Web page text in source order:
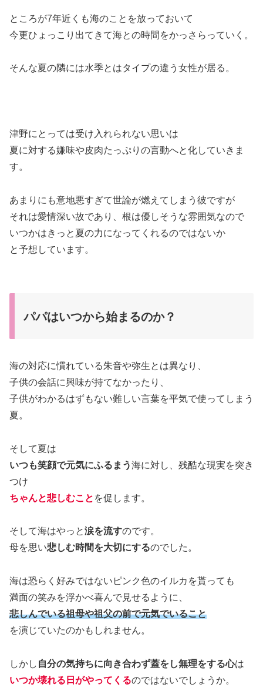
ところが7年近くも海のことを放っておいて
今更ひょっこり出てきて海との時間をかっさらっていく。
そんな夏の隣には水季とはタイプの違う女性が居る。
津野にとっては受け入れられない思いは
夏に対する嫌味や皮肉たっぷりの言動へと化していきま
す。
あまりにも意地悪すぎて世論が燃えてしまう彼ですが
それは愛情深い故であり、根は優しそうな雰囲気なので
いつかはきっと夏の力になってくれるのではないか
と予想しています。
パパはいつから始まるのか？
海の対応に慣れている朱音や弥生とは異なり、
子供の会話に興味が持てなかったり、
子供がわかるはずもない難しい言葉を平気で使ってしまう
夏。
そして夏は
いつも笑顔で元気にふるまう海に対し、残酷な現実を突き
つけ
ちゃんと悲しむこと を促します。
そして海はやっと涙を流すのです。
母を思い悲しむ時間を大切にするのでした。
海は恐らく好みではないピンク色のイルカを貰っても
満面の笑みを浮かべ喜んで見せるように、
悲しんでいる祖母や祖父の前で元気でいること
を演じていたのかもしれません。
しかし 自分の気持ちに向き合わず蓋をし無理をする心は
いつか壊れる日がやってくるのではないでしょうか。